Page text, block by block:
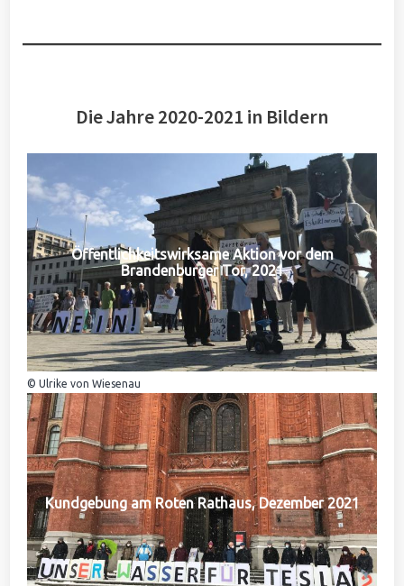
Die Jahre 2020-2021 in Bildern
Öffentlichkeitswirksame Aktion vor dem
Brandenburger Tor, 2021
© Ulrike von Wiesenau
Kundgebung am Roten Rathaus, Dezember 2021